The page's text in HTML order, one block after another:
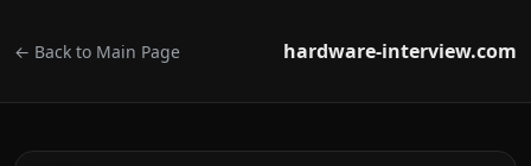
← Back to Main Page hardware-interview.com